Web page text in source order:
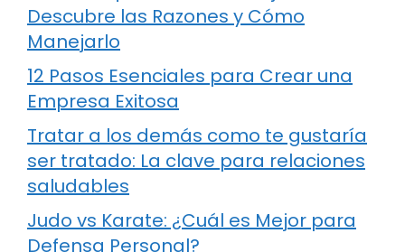
Descubre las Razones y Cómo
Manejarlo
12 Pasos Esenciales para Crear una
Empresa Exitosa
Tratar a los demás como te gustaría
ser tratado: La clave para relaciones
saludables
Judo vs Karate: ¿Cuál es Mejor para
Defensa Personal?